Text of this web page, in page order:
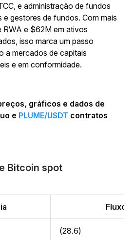
e administração de fundos
e gestores de fundos. Com mais
RWA e $62M em ativos
isso marca um passo
a mercados de capitais
e em conformidade.
gráficos e dados de
e PLUME/USDT contratos
Bitcoin spot
Fluxo
(28.6)